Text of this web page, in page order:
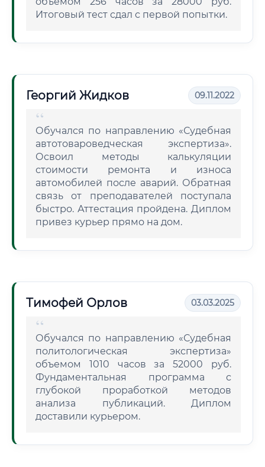
Итоговый тест сдал с первой попытки.
Георгий Жидков 09.11.2022
Обучался по направлению «Судебная
автотовароведческая экспертиза».
Освоил методы калькуляции
стоимости ремонта и износа
автомобилей после аварий. Обратная
связь от преподавателей поступала
быстро. Аттестация пройдена. Диплом
привез курьер прямо на дом.
Тимофей Орлов 03.03.2025
Обучался по направлению «Судебная
политологическая экспертиза»
объемом 1010 часов за 52000 руб.
Фундаментальная программа с
глубокой проработкой методов
анализа публикаций. Диплом
доставили курьером.